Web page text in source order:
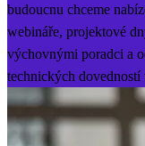
budoucnu chceme
webináře, projektové
výchovnými poradci a
technických dovedností